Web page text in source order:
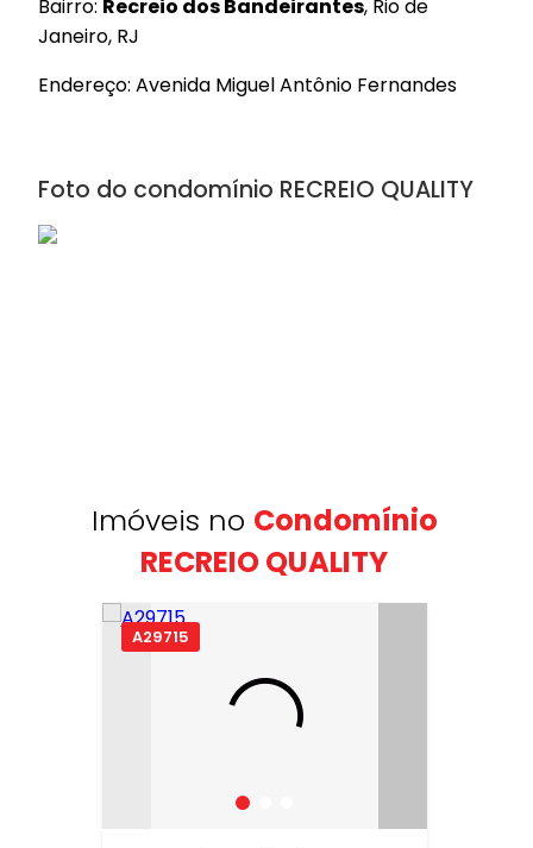
Bairro: Recreio dos Bandeirantes, Rio de
Janeiro, RJ
Endereço: Avenida Miguel Antônio Fernandes
Foto do condomínio RECREIO QUALITY
Imóveis no Condomínio
RECREIO QUALITY
A29715